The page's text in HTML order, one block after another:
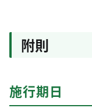
附則
施行期日